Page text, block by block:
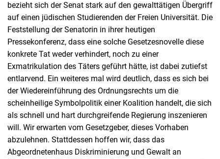
bezieht sich der Senat stark auf den gewalttätigen Übergriff
auf einen jüdischen Studierenden der Freien Universität. Die
Feststellung der Senatorin in ihrer heutigen
Pressekonferenz, dass eine solche Gesetzesnovelle diese
konkrete Tat weder verhindert, noch zu einer
Exmatrikulation des Täters geführt hätte, ist dabei zutiefst
entlarvend. Ein weiteres mal wird deutlich, dass es sich bei
der Wiedereinführung des Ordnungsrechts um die
scheinheilige Symbolpolitik einer Koalition handelt, die sich
als schnell und hart durchgreifende Regierung inszenieren
will. Wir erwarten vom Gesetzgeber, dieses Vorhaben
abzulehnen. Stattdessen hoffen wir, dass das
Abgeordnetenhaus Diskriminierung und Gewalt an